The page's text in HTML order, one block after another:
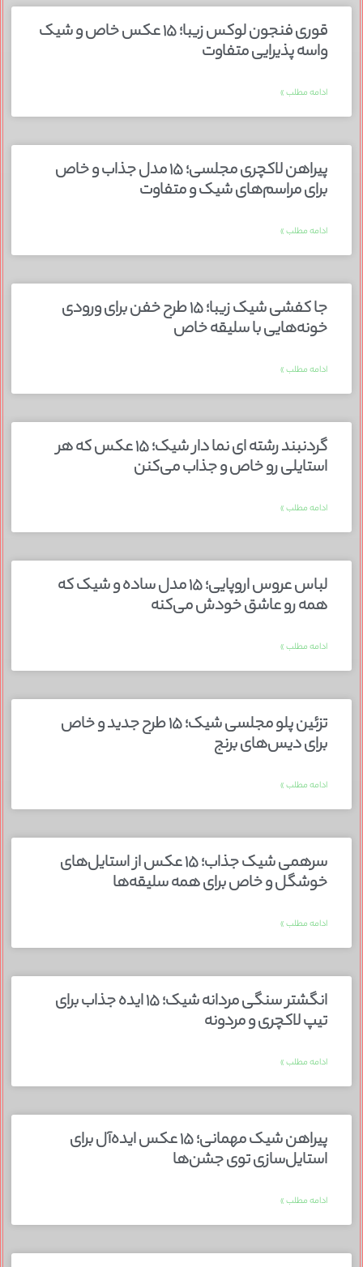
قوری فنجون لوکس زیبا؛ ۱۵ عکس خاص و شیک
واسه پذیرایی متفاوت
ادامه مطلب »
پیراهن لاکچری مجلسی؛ ۱۵ مدل جذاب و خاص
برای مراسم‌های شیک و متفاوت
ادامه مطلب »
جا کفشی شیک زیبا؛ ۱۵ طرح خفن برای ورودی
خونه‌هایی با سلیقه خاص
ادامه مطلب »
گردنبند رشته ای نما دار شیک؛ ۱۵ عکس که هر
استایلی رو خاص و جذاب می‌کنن
ادامه مطلب »
لباس عروس اروپایی؛ ۱۵ مدل ساده و شیک که
همه رو عاشق خودش می‌کنه
ادامه مطلب »
تزئین پلو مجلسی شیک؛ ۱۵ طرح جدید و خاص
برای دیس‌های برنج
ادامه مطلب »
سرهمی شیک جذاب؛ ۱۵ عکس از استایل‌های
خوشگل و خاص برای همه سلیقه‌ها
ادامه مطلب »
انگشتر سنگی مردانه شیک؛ ۱۵ ایده جذاب برای
تیپ لاکچری و مردونه
ادامه مطلب »
پیراهن شیک مهمانی؛ ۱۵ عکس ایده‌آل برای
استایل‌سازی توی جشن‌ها
ادامه مطلب »